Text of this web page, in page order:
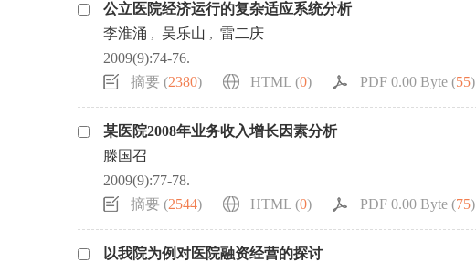
公立医院经济运行的复杂适应系统分析
李淮涌 , 吴乐山 , 雷二庆
2009(9):74-76.
摘要 (2380) HTML (0) PDF 0.00 Byte (55)
某医院2008年业务收入增长因素分析
滕国召
2009(9):77-78.
摘要 (2544) HTML (0) PDF 0.00 Byte (75)
以我院为例对医院融资经营的探讨